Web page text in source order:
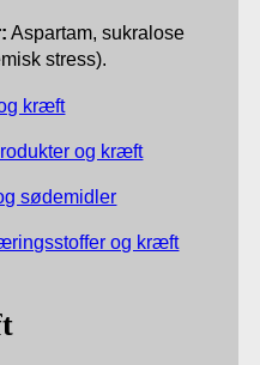
Aspartam, sukralose
stress).
kræft
og kræft
sødemidler
og kræft